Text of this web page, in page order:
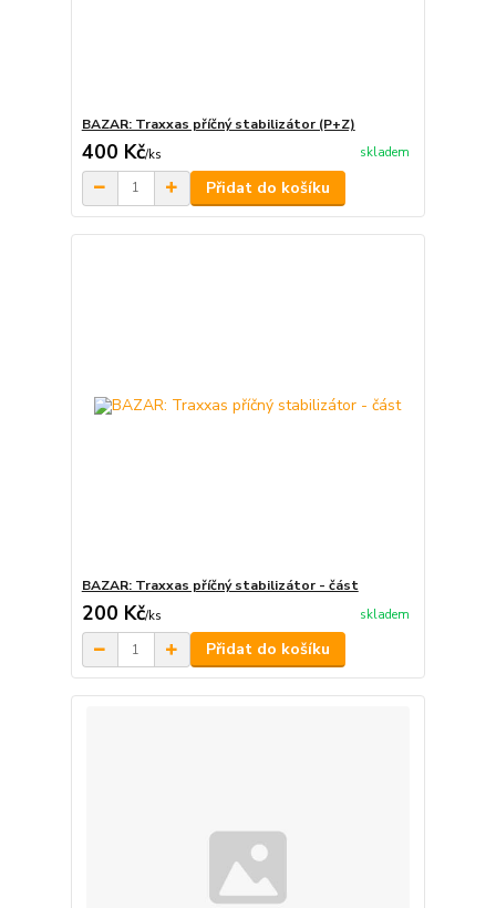
BAZAR: Traxxas příčný stabilizátor (P+Z)
400 Kč/ks skladem
Přidat do košíku
BAZAR: Traxxas příčný stabilizátor - část
200 Kč/ks skladem
Přidat do košíku